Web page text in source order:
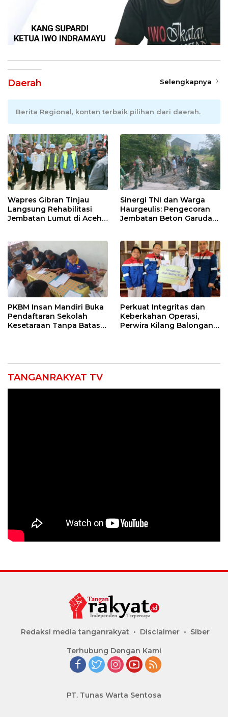
Daerah Selengkapnya
Berita Regional, konten terbaik pilihan dari daerah.
Wapres Gibran Tinjau
Langsung Rehabilitasi
Jembatan Lumut di Aceh
Sinergi TNI dan Warga
Haurgeulis: Pengecoran
Jembatan Beton Garuda
PKBM Insan Mandiri Buka
Pendaftaran Sekolah
Kesetaraan Tanpa Batas
Perkuat Integritas dan
Keberkahan Operasi,
Perwira Kilang Balongan
TANGANRAKYAT TV
Redaksi media tanganrakyat Disclaimer Siber
Terhubung Dengan Kami
PT. Tunas Warta Sentosa